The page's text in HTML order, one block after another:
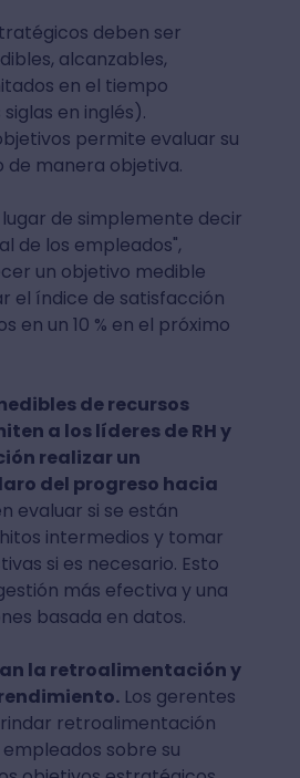
deben ser
alcanzables,
en el tiempo
siglas en inglés).
permite evaluar su
de manera objetiva.
de simplemente decir
de los empleados",
un objetivo medible
el índice de satisfacción
en un 10 % en el próximo
de recursos
a los líderes de RH y
realizar un
del progreso hacia
evaluar si se están
intermedios y tomar
si es necesario. Esto
más efectiva y una
basada en datos.
la retroalimentación y
Los gerentes
retroalimentación
sobre su